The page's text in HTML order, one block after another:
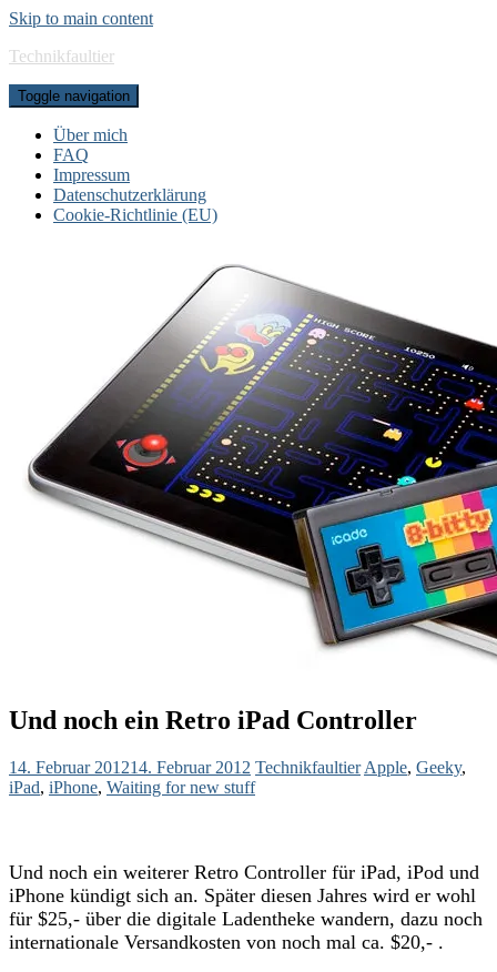
Skip to main content
Technikfaultier
Toggle navigation
Über mich
FAQ
Impressum
Datenschutzerklärung
Cookie-Richtlinie (EU)
Und noch ein Retro iPad Controller
14. Februar 201214. Februar 2012 Technikfaultier Apple, Geeky,
iPad, iPhone, Waiting for new stuff
Und noch ein weiterer Retro Controller für iPad, iPod und
iPhone kündigt sich an. Später diesen Jahres wird er wohl
für $25,- über die digitale Ladentheke wandern, dazu noch
internationale Versandkosten von noch mal ca. $20,- .